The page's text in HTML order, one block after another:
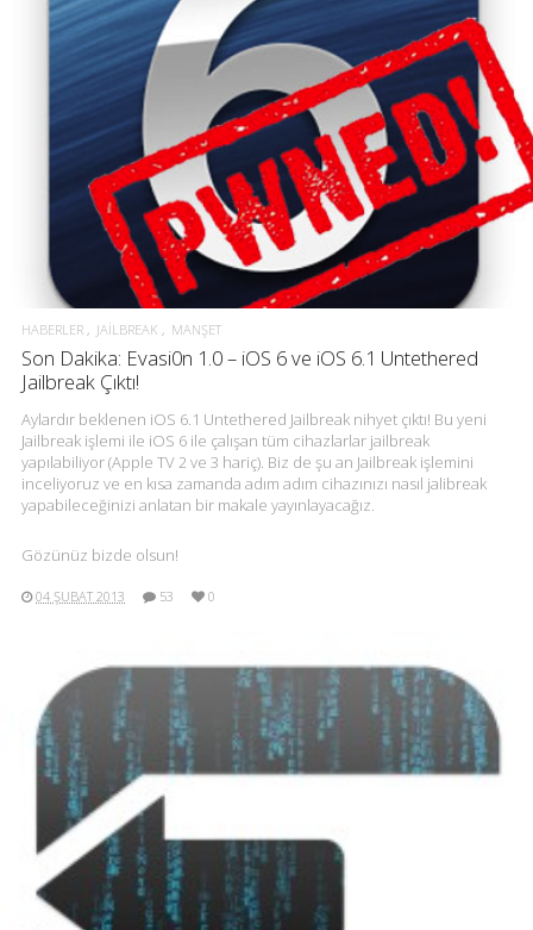
HABERLER JAILBREAK MANŞET
Son Dakika: Evasi0n 1.0 – iOS 6 ve iOS 6.1 Untethered
Jailbreak Çıktı!
Aylardır beklenen iOS 6.1 Untethered Jailbreak nihyet çıktı! Bu yeni
Jailbreak işlemi ile iOS 6 ile çalışan tüm cihazlarlar jailbreak
yapılabiliyor (Apple TV 2 ve 3 hariç). Biz de şu an Jailbreak işlemini
inceliyoruz ve en kısa zamanda adım adım cihazınızı nasıl jalibreak
yapabileceğinizi anlatan bir makale yayınlayacağız.
Gözünüz bizde olsun!
04 ŞUBAT 2013 53 0